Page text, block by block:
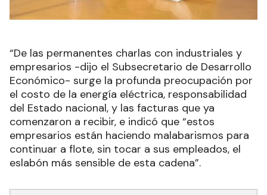
“De las permanentes charlas con industriales y
empresarios -dijo el Subsecretario de Desarrollo
Económico- surge la profunda preocupación por
el costo de la energía eléctrica, responsabilidad
del Estado nacional, y las facturas que ya
comenzaron a recibir, e indicó que “estos
empresarios están haciendo malabarismos para
continuar a flote, sin tocar a sus empleados, el
eslabón más sensible de esta cadena”.